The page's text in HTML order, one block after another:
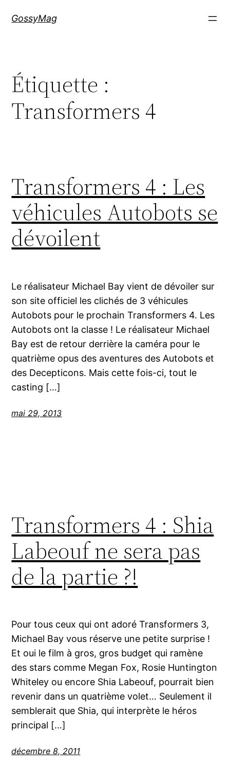
GossyMag
Étiquette :
Transformers 4
Transformers 4 : Les
véhicules Autobots se
dévoilent
Le réalisateur Michael Bay vient de dévoiler sur
son site officiel les clichés de 3 véhicules
Autobots pour le prochain Transformers 4. Les
Autobots ont la classe ! Le réalisateur Michael
Bay est de retour derrière la caméra pour le
quatrième opus des aventures des Autobots et
des Decepticons. Mais cette fois-ci, tout le
casting […]
mai 29, 2013
Transformers 4 : Shia
Labeouf ne sera pas
de la partie ?!
Pour tous ceux qui ont adoré Transformers 3,
Michael Bay vous réserve une petite surprise !
Et oui le film à gros, gros budget qui ramène
des stars comme Megan Fox, Rosie Huntington
Whiteley ou encore Shia Labeouf, pourrait bien
revenir dans un quatrième volet… Seulement il
semblerait que Shia, qui interprète le héros
principal […]
décembre 8, 2011